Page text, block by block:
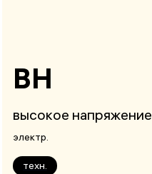
ВН
высокое напряжение
электр.
техн.